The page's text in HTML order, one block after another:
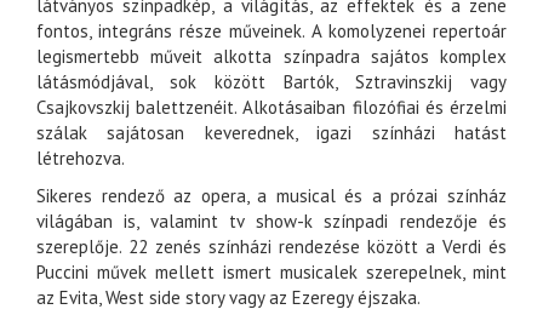
látványos színpadkép, a világítás, az effektek és a zene
fontos, integráns része műveinek. A komolyzenei repertoár
legismertebb műveit alkotta színpadra sajátos komplex
látásmódjával, sok között Bartók, Sztravinszkij vagy
Csajkovszkij balettzenéit. Alkotásaiban filozófiai és érzelmi
szálak sajátosan keverednek, igazi színházi hatást
létrehozva.
Sikeres rendező az opera, a musical és a prózai színház
világában is, valamint tv show-k színpadi rendezője és
szereplője. 22 zenés színházi rendezése között a Verdi és
Puccini művek mellett ismert musicalek szerepelnek, mint
az Evita, West side story vagy az Ezeregy éjszaka.